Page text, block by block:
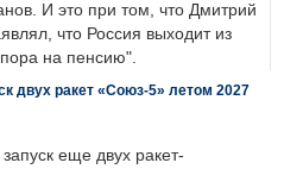
И это при том, что Дмитрий
что Россия выходит из
на пенсию".
двух ракет «Союз-5» летом 2027
еще двух ракет-